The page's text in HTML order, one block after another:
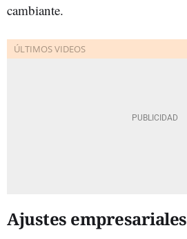
cambiante.
Ajustes empresariales